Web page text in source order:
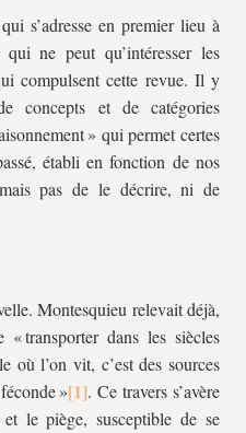
s’adresse en premier lieu à
ne peut qu’intéresser les
compulsent cette revue. Il y
concepts et de catégories
» qui permet certes
établi en fonction de nos
pas de le décrire, ni de
Montesquieu relevait déjà,
« transporter dans les siècles
où l’on vit, c’est des sources
»
. Ce travers s’avère
le piège, susceptible de se